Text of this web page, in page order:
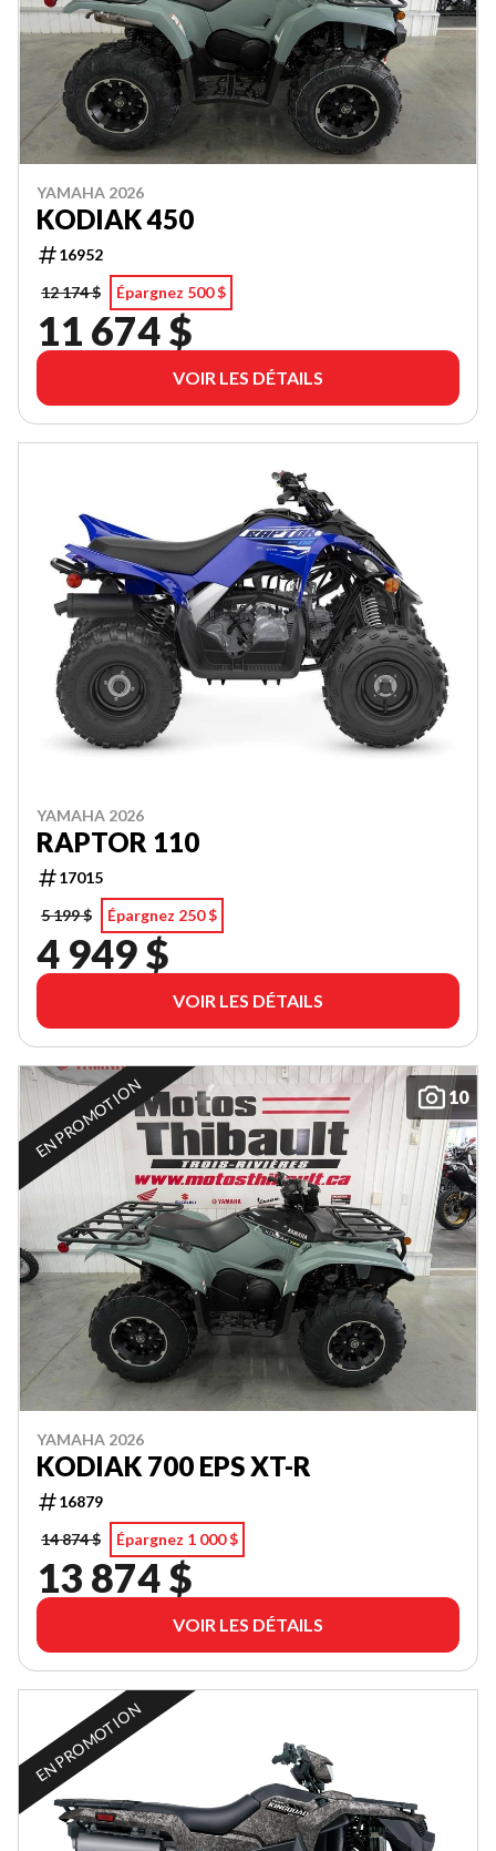
YAMAHA 2026
KODIAK 450
16952
12 174 $
Épargnez 500 $
11 674 $
VOIR LES DÉTAILS
YAMAHA 2026
RAPTOR 110
17015
5 199 $
Épargnez 250 $
4 949 $
VOIR LES DÉTAILS
10
EN PROMOTION
YAMAHA 2026
KODIAK 700 EPS XT-R
16879
14 874 $
Épargnez 1 000 $
13 874 $
VOIR LES DÉTAILS
EN PROMOTION